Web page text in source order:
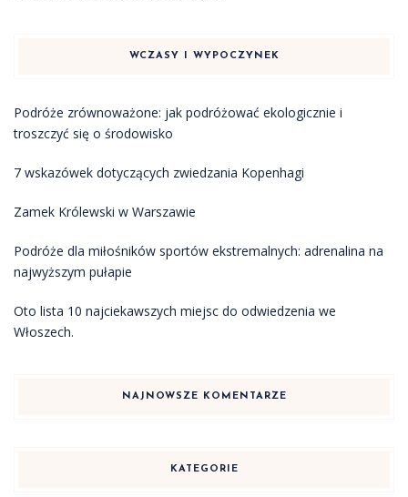
WCZASY I WYPOCZYNEK
Podróże zrównoważone: jak podróżować ekologicznie i
troszczyć się o środowisko
7 wskazówek dotyczących zwiedzania Kopenhagi
Zamek Królewski w Warszawie
Podróże dla miłośników sportów ekstremalnych: adrenalina na
najwyższym pułapie
Oto lista 10 najciekawszych miejsc do odwiedzenia we
Włoszech.
NAJNOWSZE KOMENTARZE
KATEGORIE